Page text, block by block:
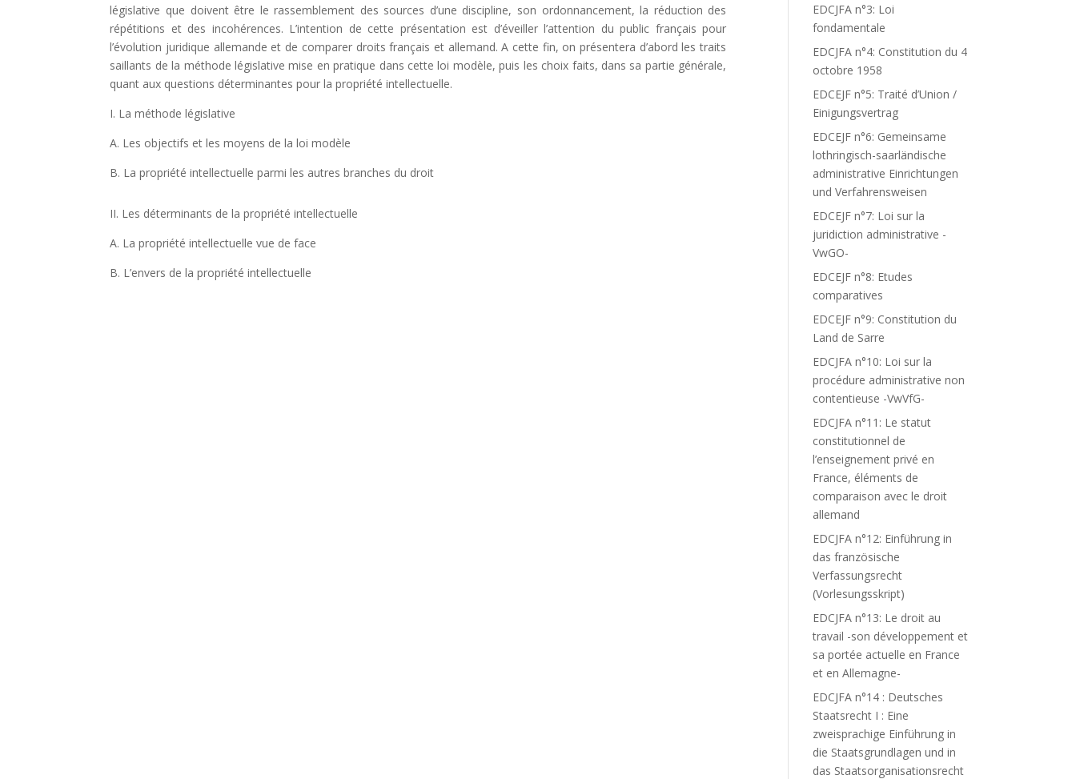
législative que doivent être le rassemblement des sources d’une discipline, son ordonnancement, la réduction des
répétitions et des incohérences. L’intention de cette présentation est d’éveiller l’attention du public français pour
l’évolution juridique allemande et de comparer droits français et allemand. A cette fin, on présentera d’abord les traits
saillants de la méthode législative mise en pratique dans cette loi modèle, puis les choix faits, dans sa partie générale,
quant aux questions déterminantes pour la propriété intellectuelle.
I. La méthode législative
A. Les objectifs et les moyens de la loi modèle
B. La propriété intellectuelle parmi les autres branches du droit
II. Les déterminants de la propriété intellectuelle
A. La propriété intellectuelle vue de face
B. L’envers de la propriété intellectuelle
EDCJFA n°3: Loi
fondamentale
EDCJFA n°4: Constitution du 4
octobre 1958
EDCEJF n°5: Traité d’Union /
Einigungsvertrag
EDCEJF n°6: Gemeinsame
lothringisch-saarländische
administrative Einrichtungen
und Verfahrensweisen
EDCEJF n°7: Loi sur la
juridiction administrative -
VwGO-
EDCEJF n°8: Etudes
comparatives
EDCEJF n°9: Constitution du
Land de Sarre
EDCJFA n°10: Loi sur la
procédure administrative non
contentieuse -VwVfG-
EDCJFA n°11: Le statut
constitutionnel de
l’enseignement privé en
France, éléments de
comparaison avec le droit
allemand
EDCJFA n°12: Einführung in
das französische
Verfassungsrecht
(Vorlesungsskript)
EDCJFA n°13: Le droit au
travail -son développement et
sa portée actuelle en France
et en Allemagne-
EDCJFA n°14 : Deutsches
Staatsrecht I : Eine
zweisprachige Einführung in
die Staatsgrundlagen und in
das Staatsorganisationsrecht